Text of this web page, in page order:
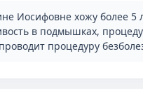
Иосифовне хожу более
в подмышках,
процедуру